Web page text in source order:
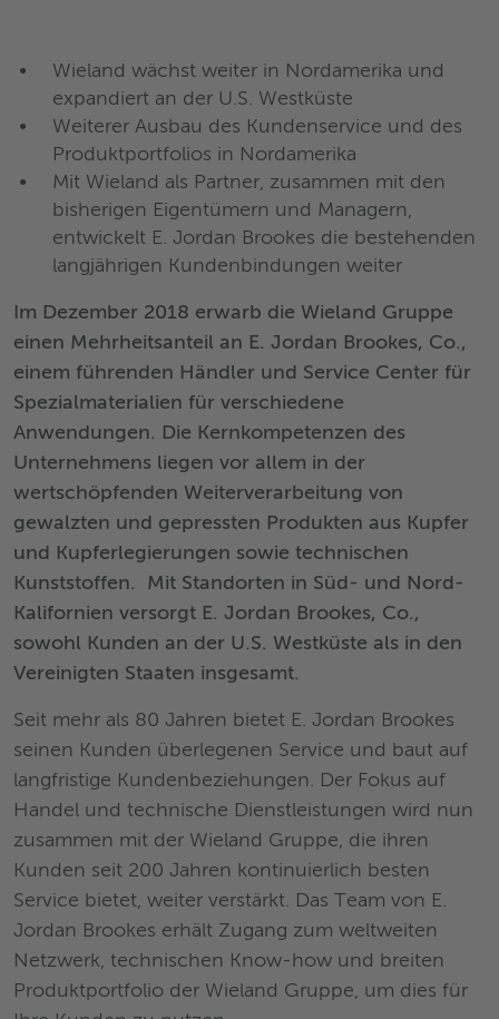
Wieland wächst weiter in Nordamerika und
expandiert an der U.S. Westküste
Weiterer Ausbau des Kundenservice und des
Produktportfolios in Nordamerika
Mit Wieland als Partner, zusammen mit den
bisherigen Eigentümern und Managern,
entwickelt E. Jordan Brookes die bestehenden
langjährigen Kundenbindungen weiter
Im Dezember 2018 erwarb die Wieland Gruppe
einen Mehrheitsanteil an E. Jordan Brookes, Co.,
einem führenden Händler und Service Center für
Spezialmaterialien für verschiedene
Anwendungen. Die Kernkompetenzen des
Unternehmens liegen vor allem in der
wertschöpfenden Weiterverarbeitung von
gewalzten und gepressten Produkten aus Kupfer
und Kupferlegierungen sowie technischen
Kunststoffen. Mit Standorten in Süd- und Nord-
Kalifornien versorgt E. Jordan Brookes, Co.,
sowohl Kunden an der U.S. Westküste als in den
Vereinigten Staaten insgesamt.
Seit mehr als 80 Jahren bietet E. Jordan Brookes
seinen Kunden überlegenen Service und baut auf
langfristige Kundenbeziehungen. Der Fokus auf
Handel und technische Dienstleistungen wird nun
zusammen mit der Wieland Gruppe, die ihren
Kunden seit 200 Jahren kontinuierlich besten
Service bietet, weiter verstärkt. Das Team von E.
Jordan Brookes erhält Zugang zum weltweiten
Netzwerk, technischen Know-how und breiten
Produktportfolio der Wieland Gruppe, um dies für